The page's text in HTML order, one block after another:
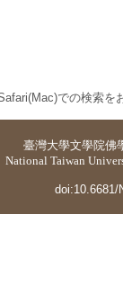
での検索を
臺灣大學文學院佛
National Taiwan
doi:10.6681/